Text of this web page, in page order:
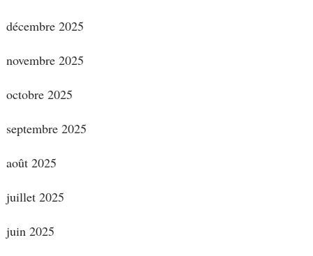
décembre 2025
novembre 2025
octobre 2025
septembre 2025
août 2025
juillet 2025
juin 2025